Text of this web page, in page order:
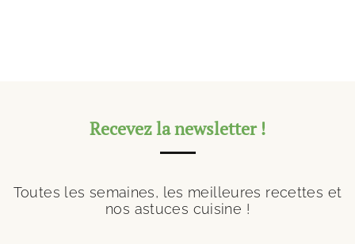
Recevez la newsletter !
Toutes les semaines, les meilleures recettes et
nos astuces cuisine !